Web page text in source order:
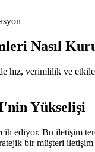
Nasıl
verimlilik ve
Yükselişi
ediyor. Bu iletişim
bir müşteri